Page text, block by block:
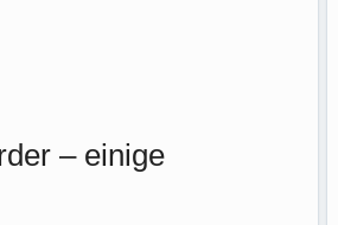
– einige